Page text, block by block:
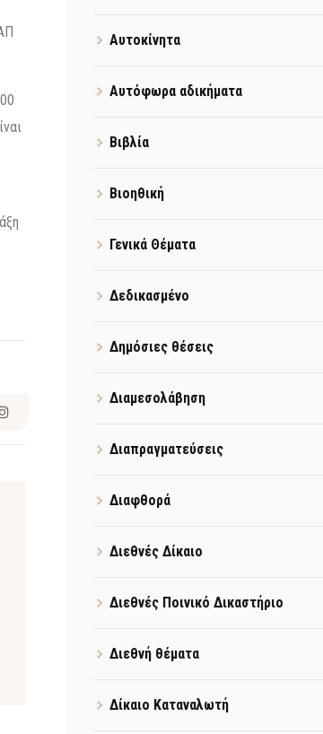
Αυτοκίνητα
Αυτόφωρα αδικήματα
Βιβλία
Βιοηθική
Γενικά Θέματα
Δεδικασμένο
Δημόσιες θέσεις
Διαμεσολάβηση
Διαπραγματεύσεις
Διαφθορά
Διεθνές Δίκαιο
Διεθνές Ποινικό Δικαστήριο
Διεθνή θέματα
Δίκαιο Καταναλωτή